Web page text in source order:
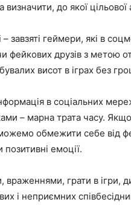
до якої
– завзяті геймери, які в
фейкових друзів з метою
висот в іграх без
в соціальних
– марна трата часу.
обмежити себе від
емоції.
враженнями, грати в ігри,
і неприємних